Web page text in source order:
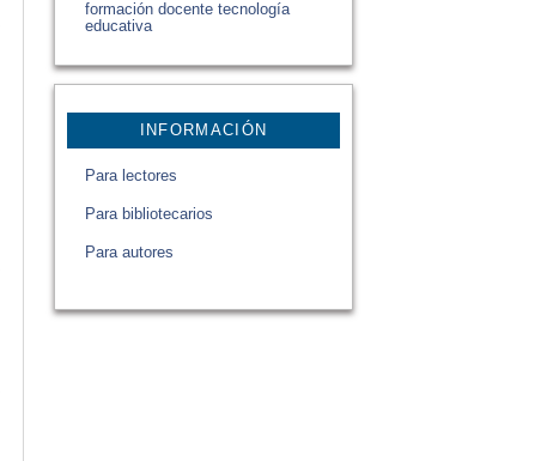
formación docente tecnología
educativa
INFORMACIÓN
Para lectores
Para bibliotecarios
Para autores